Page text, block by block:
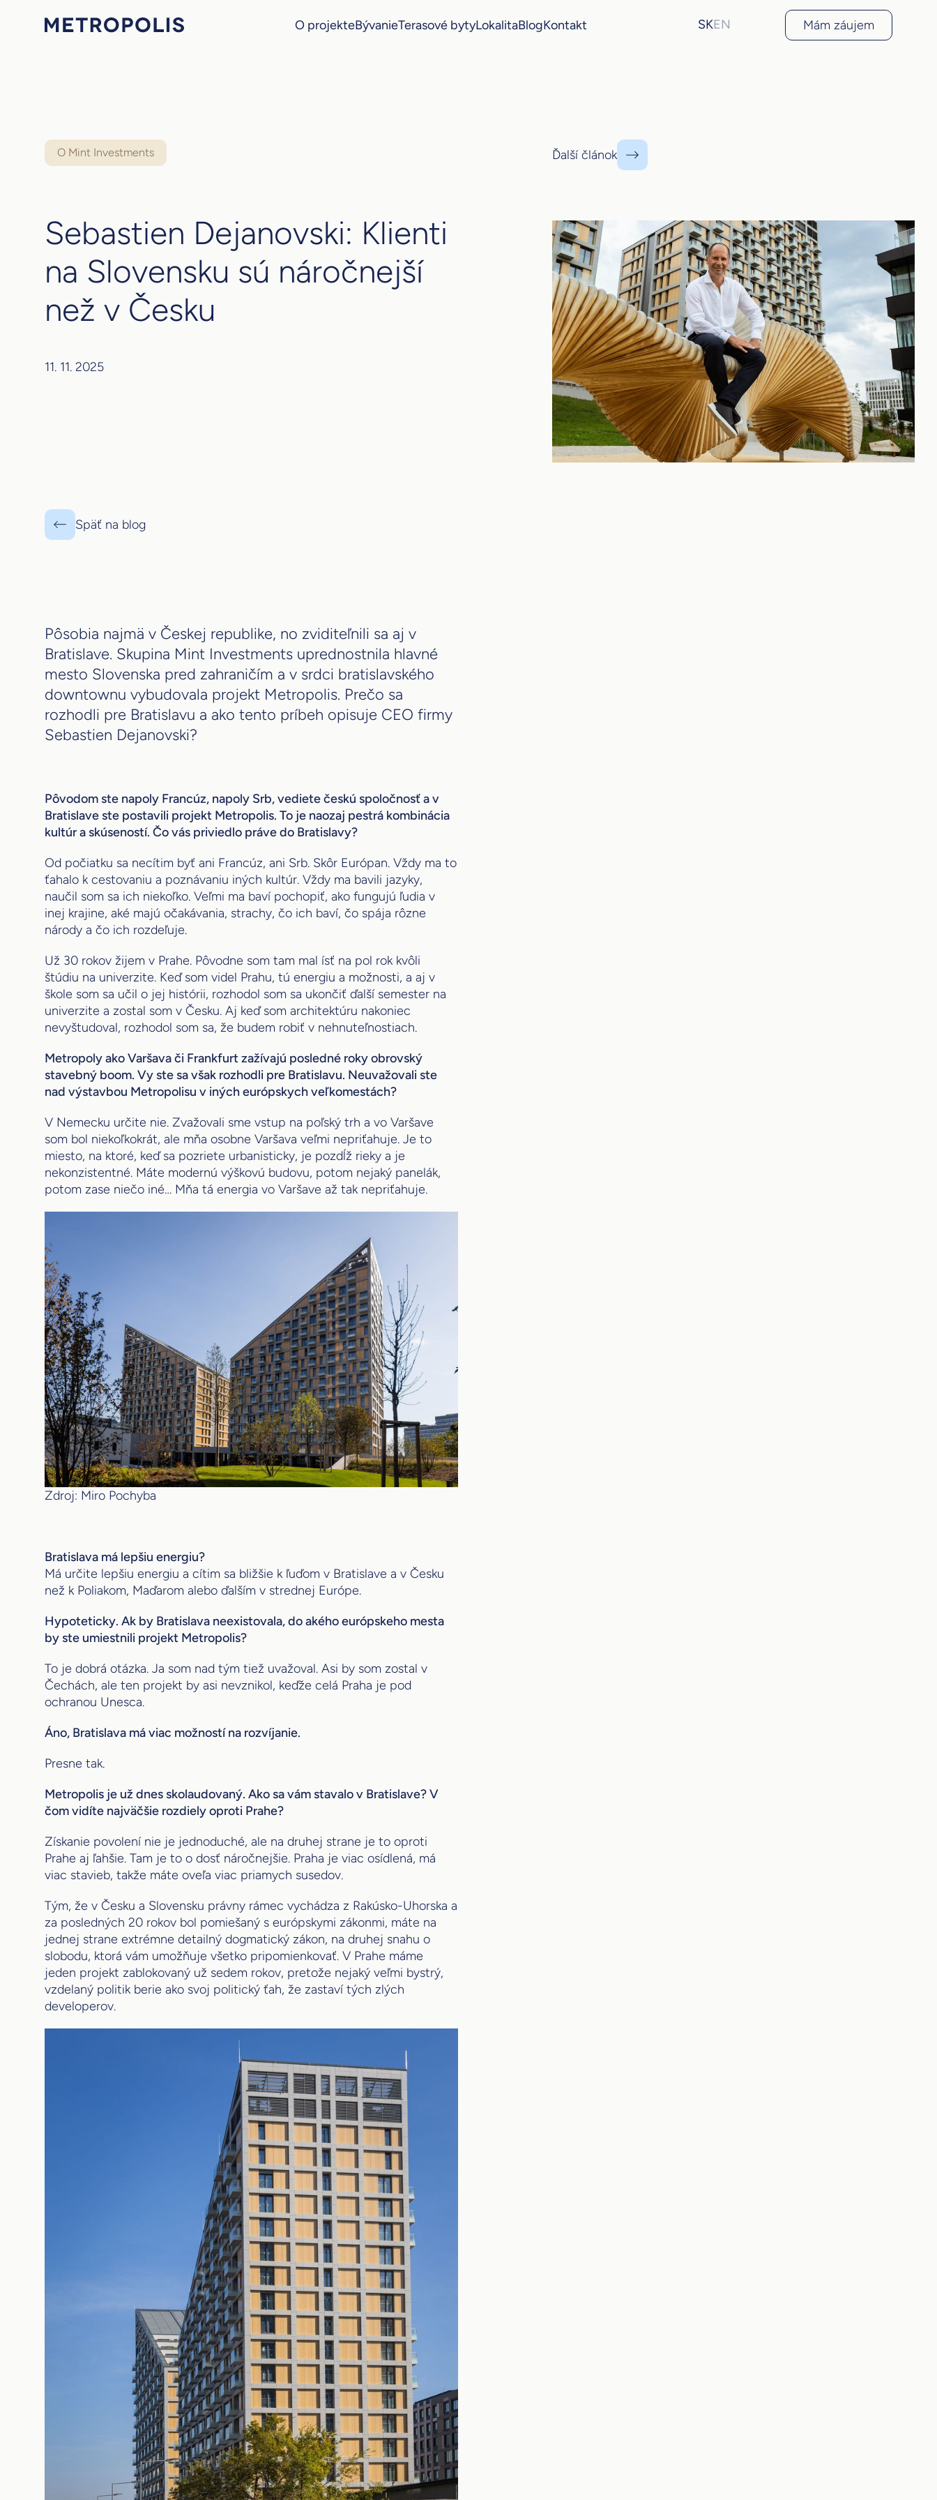
O projekteBývanieTerasové bytyLokalitaBlogKontakt SKEN Mám záujem
O Mint Investments
Sebastien Dejanovski: Klienti
na Slovensku sú náročnejší
než v Česku
11. 11. 2025
Späť na blog
Pôsobia najmä v Českej republike, no zviditeľnili sa aj v
Bratislave. Skupina Mint Investments uprednostnila hlavné
mesto Slovenska pred zahraničím a v srdci bratislavského
downtownu vybudovala projekt Metropolis. Prečo sa
rozhodli pre Bratislavu a ako tento príbeh opisuje CEO firmy
Sebastien Dejanovski?
Pôvodom ste napoly Francúz, napoly Srb, vediete českú spoločnosť a v
Bratislave ste postavili projekt Metropolis. To je naozaj pestrá kombinácia
kultúr a skúseností. Čo vás priviedlo práve do Bratislavy?
Od počiatku sa necítim byť ani Francúz, ani Srb. Skôr Európan. Vždy ma to
ťahalo k cestovaniu a poznávaniu iných kultúr. Vždy ma bavili jazyky,
naučil som sa ich niekoľko. Veľmi ma baví pochopiť, ako fungujú ľudia v
inej krajine, aké majú očakávania, strachy, čo ich baví, čo spája rôzne
národy a čo ich rozdeľuje.
Už 30 rokov žijem v Prahe. Pôvodne som tam mal ísť na pol rok kvôli
štúdiu na univerzite. Keď som videl Prahu, tú energiu a možnosti, a aj v
škole som sa učil o jej histórii, rozhodol som sa ukončiť ďalší semester na
univerzite a zostal som v Česku. Aj keď som architektúru nakoniec
nevyštudoval, rozhodol som sa, že budem robiť v nehnuteľnostiach.
Metropoly ako Varšava či Frankfurt zažívajú posledné roky obrovský
stavebný boom. Vy ste sa však rozhodli pre Bratislavu. Neuvažovali ste
nad výstavbou Metropolisu v iných európskych veľkomestách?
V Nemecku určite nie. Zvažovali sme vstup na poľský trh a vo Varšave
som bol niekoľkokrát, ale mňa osobne Varšava veľmi nepriťahuje. Je to
miesto, na ktoré, keď sa pozriete urbanisticky, je pozdĺž rieky a je
nekonzistentné. Máte modernú výškovú budovu, potom nejaký panelák,
potom zase niečo iné… Mňa tá energia vo Varšave až tak nepriťahuje.
Zdroj: Miro Pochyba
Bratislava má lepšiu energiu?
Má určite lepšiu energiu a cítim sa bližšie k ľuďom v Bratislave a v Česku
než k Poliakom, Maďarom alebo ďalším v strednej Európe.
Hypoteticky. Ak by Bratislava neexistovala, do akého európskeho mesta
by ste umiestnili projekt Metropolis?
To je dobrá otázka. Ja som nad tým tiež uvažoval. Asi by som zostal v
Čechách, ale ten projekt by asi nevznikol, keďže celá Praha je pod
ochranou Unesca.
Áno, Bratislava má viac možností na rozvíjanie.
Presne tak.
Metropolis je už dnes skolaudovaný. Ako sa vám stavalo v Bratislave? V
čom vidíte najväčšie rozdiely oproti Prahe?
Získanie povolení nie je jednoduché, ale na druhej strane je to oproti
Prahe aj ľahšie. Tam je to o dosť náročnejšie. Praha je viac osídlená, má
viac stavieb, takže máte oveľa viac priamych susedov.
Tým, že v Česku a Slovensku právny rámec vychádza z Rakúsko-Uhorska a
za posledných 20 rokov bol pomiešaný s európskymi zákonmi, máte na
jednej strane extrémne detailný dogmatický zákon, na druhej snahu o
slobodu, ktorá vám umožňuje všetko pripomienkovať. V Prahe máme
jeden projekt zablokovaný už sedem rokov, pretože nejaký veľmi bystrý,
vzdelaný politik berie ako svoj politický ťah, že zastaví tých zlých
developerov.
Ďalší článok